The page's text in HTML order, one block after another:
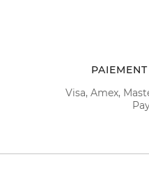
Visa, Amex,